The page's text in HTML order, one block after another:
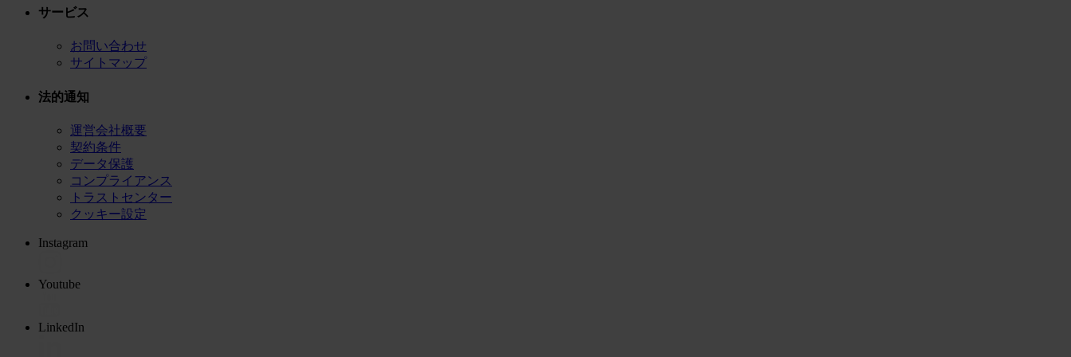
サービス
お問い合わせ
サイトマップ
法的通知
運営会社概要
契約条件
データ保護
コンプライアンス
トラストセンター
クッキー設定
Instagram
Youtube
LinkedIn